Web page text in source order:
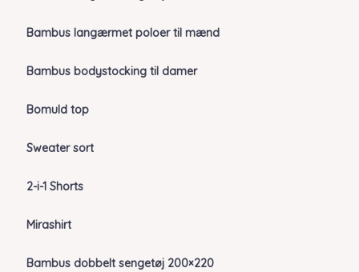
Bambus langærmet poloer til mænd
Bambus bodystocking til damer
Bomuld top
Sweater sort
2-i-1 Shorts
Mirashirt
Bambus dobbelt sengetøj 200×220